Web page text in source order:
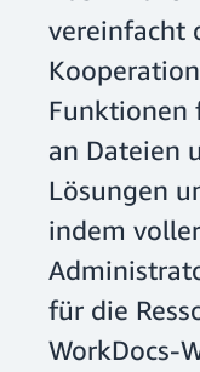
vereinfacht
Funktionen
an Dateien
Lösungen
indem
für die
WorkDocs-